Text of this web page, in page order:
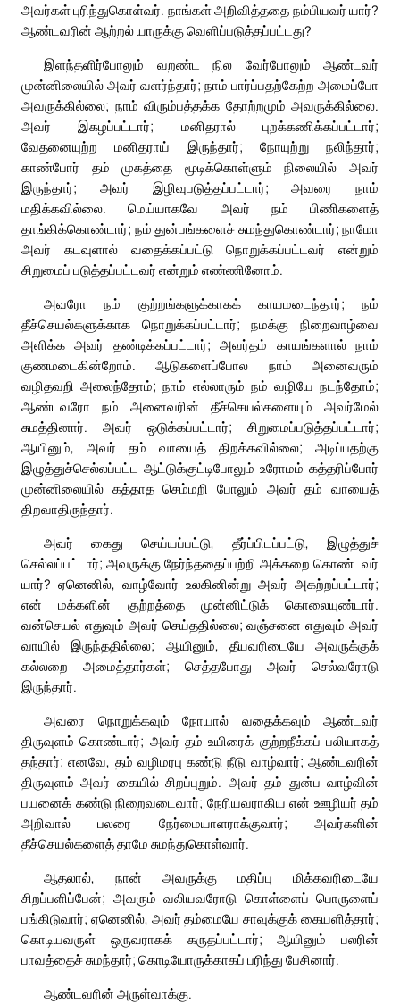
அவர்கள் புரிந்துகொள்வர். நாங்கள் அறிவித்ததை நம்பியவர் யார்?
ஆண்டவரின் ஆற்றல் யாருக்கு வெளிப்படுத்தப்பட்டது?
இளந்தளிர்போலும் வறண்ட நில வேர்போலும் ஆண்டவர்
முன்னிலையில் அவர் வளர்ந்தார்; நாம் பார்ப்பதற்கேற்ற அமைப்போ
அவருக்கில்லை; நாம் விரும்பத்தக்க தோற்றமும் அவருக்கில்லை.
அவர் இகழப்பட்டார்; மனிதரால் புறக்கணிக்கப்பட்டார்;
வேதனையுற்ற மனிதராய் இருந்தார்; நோயுற்று நலிந்தார்;
காண்போர் தம் முகத்தை மூடிக்கொள்ளும் நிலையில் அவர்
இருந்தார்; அவர் இழிவுபடுத்தப்பட்டார்; அவரை நாம்
மதிக்கவில்லை. மெய்யாகவே அவர் நம் பிணிகளைத்
தாங்கிக்கொண்டார்; நம் துன்பங்களைச் சுமந்துகொண்டார்; நாமோ
அவர் கடவுளால் வதைக்கப்பட்டு நொறுக்கப்பட்டவர் என்றும்
சிறுமைப் படுத்தப்பட்டவர் என்றும் எண்ணினோம்.
அவரோ நம் குற்றங்களுக்காகக் காயமடைந்தார்; நம்
தீச்செயல்களுக்காக நொறுக்கப்பட்டார்; நமக்கு நிறைவாழ்வை
அளிக்க அவர் தண்டிக்கப்பட்டார்; அவர்தம் காயங்களால் நாம்
குணமடைகின்றோம். ஆடுகளைப்போல நாம் அனைவரும்
வழிதவறி அலைந்தோம்; நாம் எல்லாரும் நம் வழியே நடந்தோம்;
ஆண்டவரோ நம் அனைவரின் தீச்செயல்களையும் அவர்மேல்
சுமத்தினார். அவர் ஒடுக்கப்பட்டார்; சிறுமைப்படுத்தப்பட்டார்;
ஆயினும், அவர் தம் வாயைத் திறக்கவில்லை; அடிப்பதற்கு
இழுத்துச்செல்லப்பட்ட ஆட்டுக்குட்டிபோலும் உரோமம் கத்தரிப்போர்
முன்னிலையில் கத்தாத செம்மறி போலும் அவர் தம் வாயைத்
திறவாதிருந்தார்.
அவர் கைது செய்யப்பட்டு, தீர்ப்பிடப்பட்டு, இழுத்துச்
செல்லப்பட்டார்; அவருக்கு நேர்ந்ததைப்பற்றி அக்கறை கொண்டவர்
யார்? ஏனெனில், வாழ்வோர் உலகினின்று அவர் அகற்றப்பட்டார்;
என் மக்களின் குற்றத்தை முன்னிட்டுக் கொலையுண்டார்.
வன்செயல் எதுவும் அவர் செய்ததில்லை; வஞ்சனை எதுவும் அவர்
வாயில் இருந்ததில்லை; ஆயினும், தீயவரிடையே அவருக்குக்
கல்லறை அமைத்தார்கள்; செத்தபோது அவர் செல்வரோடு
இருந்தார்.
அவரை நொறுக்கவும் நோயால் வதைக்கவும் ஆண்டவர்
திருவுளம் கொண்டார்; அவர் தம் உயிரைக் குற்றநீக்கப் பலியாகத்
தந்தார்; எனவே, தம் வழிமரபு கண்டு நீடு வாழ்வார்; ஆண்டவரின்
திருவுளம் அவர் கையில் சிறப்புறும். அவர் தம் துன்ப வாழ்வின்
பயனைக் கண்டு நிறைவடைவார்; நேரியவராகிய என் ஊழியர் தம்
அறிவால் பலரை நேர்மையாளராக்குவார்; அவர்களின்
தீச்செயல்களைத் தாமே சுமந்துகொள்வார்.
ஆதலால், நான் அவருக்கு மதிப்பு மிக்கவரிடையே
சிறப்பளிப்பேன்; அவரும் வலியவரோடு கொள்ளைப் பொருளைப்
பங்கிடுவார்; ஏனெனில், அவர் தம்மையே சாவுக்குக் கையளித்தார்;
கொடியவருள் ஒருவராகக் கருதப்பட்டார்; ஆயினும் பலரின்
பாவத்தைச் சுமந்தார்; கொடியோருக்காகப் பரிந்து பேசினார்.
ஆண்டவரின் அருள்வாக்கு.